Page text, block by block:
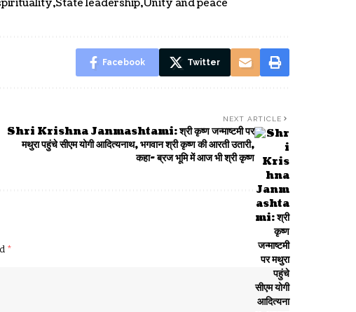
State leadership Unity and peace
Facebook Twitter
NEXT ARTICLE
Shri Krishna Janmashtami: श्री कृष्ण जन्माष्टमी पर
मथुरा पहुंचे सीएम योगी आदित्यनाथ, भगवान श्री कृष्ण की आरती उतारी,
कहा- ब्रज भूमि में आज भी श्री कृष्ण
*